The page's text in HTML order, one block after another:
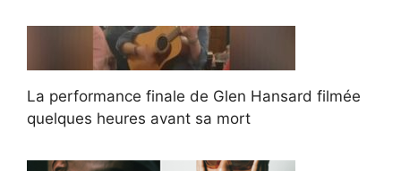
La performance finale de Glen Hansard filmée
quelques heures avant sa mort